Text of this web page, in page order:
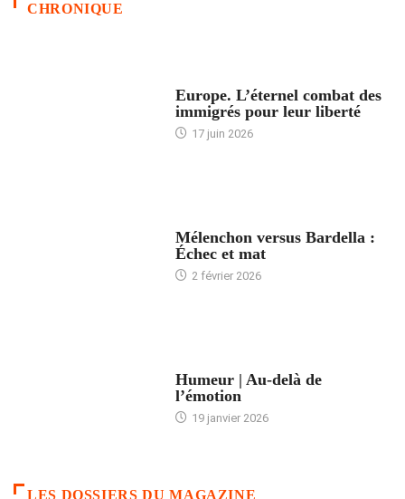
CHRONIQUE
Europe. L’éternel combat des
immigrés pour leur liberté
17 juin 2026
Mélenchon versus Bardella :
Échec et mat
2 février 2026
Humeur | Au-delà de
l’émotion
19 janvier 2026
LES DOSSIERS DU MAGAZINE